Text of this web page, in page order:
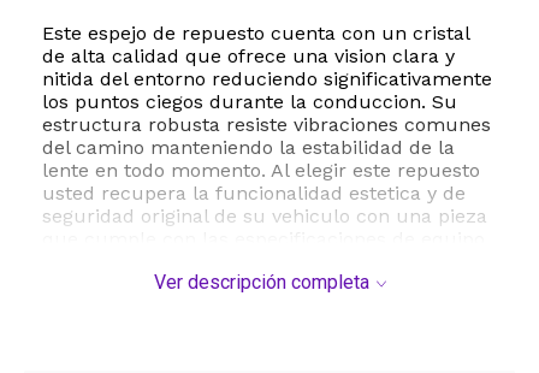
Este espejo de repuesto cuenta con un cristal
de alta calidad que ofrece una vision clara y
nitida del entorno reduciendo significativamente
los puntos ciegos durante la conduccion. Su
estructura robusta resiste vibraciones comunes
del camino manteniendo la estabilidad de la
lente en todo momento. Al elegir este repuesto
usted recupera la funcionalidad estetica y de
seguridad original de su vehiculo con una pieza
mercado de accesorios como HY1320172 y
Ver descripción completa